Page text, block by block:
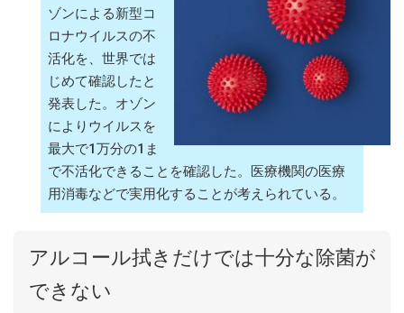
ゾンによる新型コ
ロナウイルスの不
活化を、世界では
じめて確認したと
発表した。オゾン
によりウイルスを
最大で1万分の1ま
で不活化できることを確認した。医療機関の医療
用消毒などで実用化することが考えられている。
アルコール拭きだけでは十分な除菌が
できない